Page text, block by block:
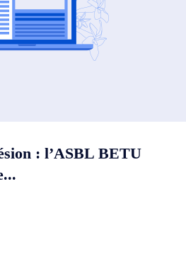
: l’ASBL BETU